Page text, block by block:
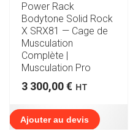
Power Rack
Bodytone Solid Rock
X SRX81 — Cage de
Musculation
Complète |
Musculation Pro
3 300,00€ HT
Ajouter au devis